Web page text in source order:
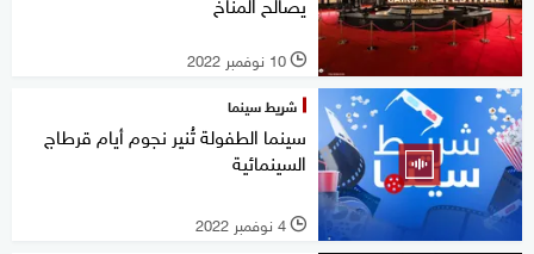
l 10 نوفمبر 2022
شريط سينما
سينما الطفولة تُنير نجوم أيام قرطاج
السينمائية
l 4 نوفمبر 2022